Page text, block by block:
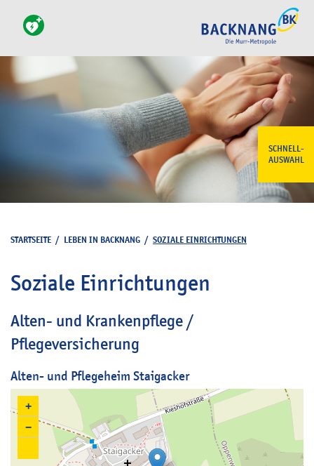
SCHNELL-
AUSWAHL
STARTSEITE / LEBEN IN BACKNANG / SOZIALE EINRICHTUNGEN
Soziale Einrichtungen
Alten- und Krankenpflege /
Pflegeversicherung
Alten- und Pflegeheim Staigacker
+
−